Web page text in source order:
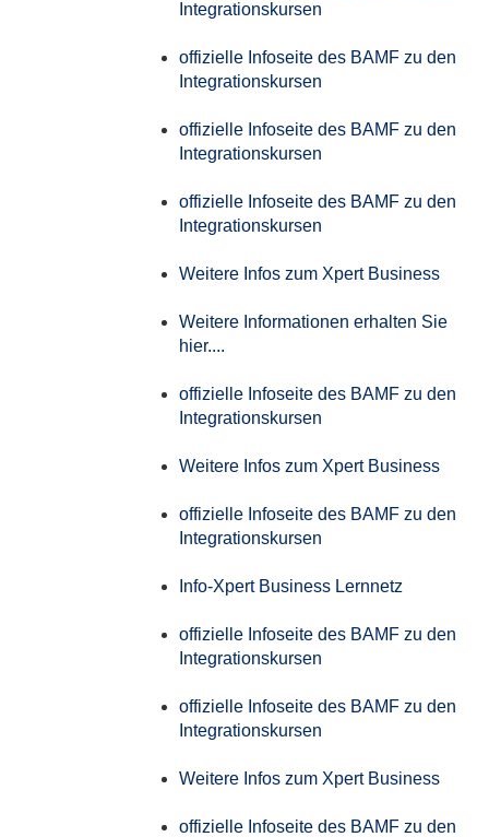
Integrationskursen
offizielle Infoseite des BAMF zu den
Integrationskursen
offizielle Infoseite des BAMF zu den
Integrationskursen
offizielle Infoseite des BAMF zu den
Integrationskursen
Weitere Infos zum Xpert Business
Weitere Informationen erhalten Sie
hier....
offizielle Infoseite des BAMF zu den
Integrationskursen
Weitere Infos zum Xpert Business
offizielle Infoseite des BAMF zu den
Integrationskursen
Info-Xpert Business Lernnetz
offizielle Infoseite des BAMF zu den
Integrationskursen
offizielle Infoseite des BAMF zu den
Integrationskursen
Weitere Infos zum Xpert Business
offizielle Infoseite des BAMF zu den